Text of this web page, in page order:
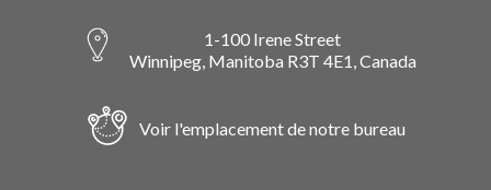
1-100 Irene Street
Winnipeg, Manitoba R3T 4E1, Canada
Voir l'emplacement de notre bureau